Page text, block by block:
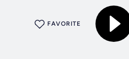
FAVORITE